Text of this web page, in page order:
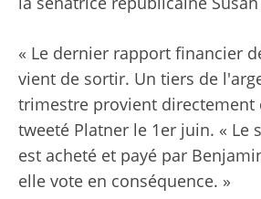
« Le dernier rapport financier
vient de sortir. Un tiers de
trimestre provient directement
tweeté Platner le 1er juin. « Le
est acheté et payé par
elle vote en conséquence. »